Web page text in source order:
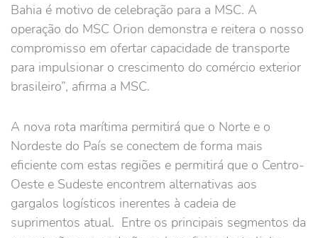
Bahia é motivo de celebração para a MSC. A
operação do MSC Orion demonstra e reitera o nosso
compromisso em ofertar capacidade de transporte
para impulsionar o crescimento do comércio exterior
brasileiro”, afirma a MSC.
A nova rota marítima permitirá que o Norte e o
Nordeste do País se conectem de forma mais
eficiente com estas regiões e permitirá que o Centro-
Oeste e Sudeste encontrem alternativas aos
gargalos logísticos inerentes à cadeia de
suprimentos atual. Entre os principais segmentos da